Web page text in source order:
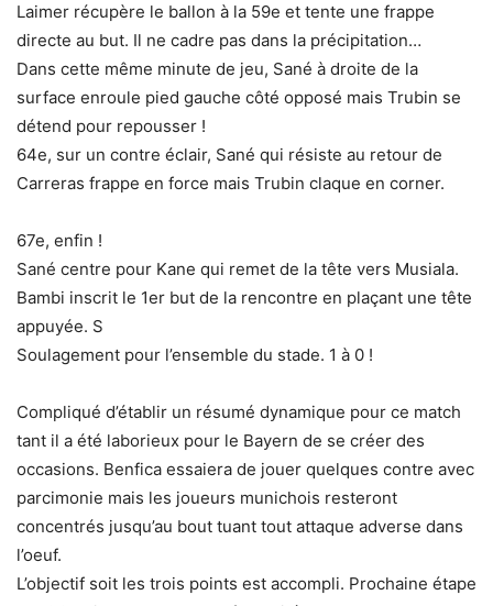
Laimer récupère le ballon à la 59e et tente une frappe
directe au but. Il ne cadre pas dans la précipitation…
Dans cette même minute de jeu, Sané à droite de la
surface enroule pied gauche côté opposé mais Trubin se
détend pour repousser !
64e, sur un contre éclair, Sané qui résiste au retour de
Carreras frappe en force mais Trubin claque en corner.
67e, enfin !
Sané centre pour Kane qui remet de la tête vers Musiala.
Bambi inscrit le 1er but de la rencontre en plaçant une tête
appuyée. S
Soulagement pour l’ensemble du stade. 1 à 0 !
Compliqué d’établir un résumé dynamique pour ce match
tant il a été laborieux pour le Bayern de se créer des
occasions. Benfica essaiera de jouer quelques contre avec
parcimonie mais les joueurs munichois resteront
concentrés jusqu’au bout tuant tout attaque adverse dans
l’oeuf.
L’objectif soit les trois points est accompli. Prochaine étape